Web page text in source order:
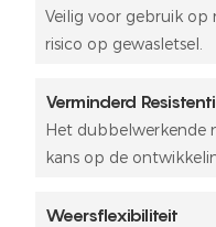
Veilig voor gebruik op
risico op gewasletsel.
Verminderd
Het dubbelwerkende
kans op de
Weersflexibiliteit